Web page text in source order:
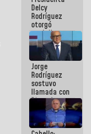
embarrarla
Delcy
Rodríguez
otorgó
medalla
"Héroe de
Venezuela"
a servidores
públicos
Jorge
Rodríguez
sostuvo
llamada con
Dinorah
Figuera y
acuerdan
primer